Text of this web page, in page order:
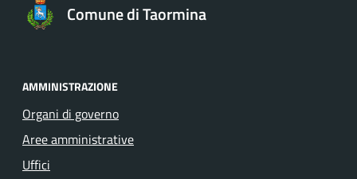
Comune di Taormina
AMMINISTRAZIONE
Organi di governo
Aree amministrative
Uffici